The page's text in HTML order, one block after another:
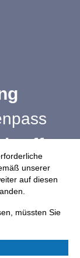
unserer
auf diesen
müssten Sie
mit!
mehr